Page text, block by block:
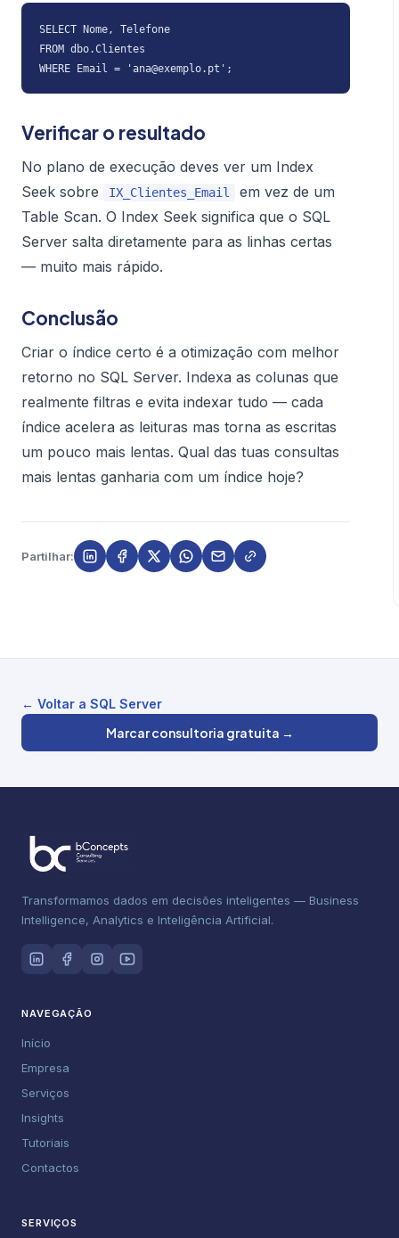
SELECT Nome, Telefone
FROM dbo.Clientes
WHERE Email = 'ana@exemplo.pt';
Verificar o resultado
No plano de execução deves ver um Index
Seek sobre IX_Clientes_Email
em vez de um
Table Scan. O Index Seek significa que o SQL
Server salta diretamente para as linhas certas
— muito mais rápido.
Conclusão
Criar o índice certo é a otimização com melhor
retorno no SQL Server. Indexa as colunas que
realmente filtras e evita indexar tudo — cada
índice acelera as leituras mas torna as escritas
um pouco mais lentas. Qual das tuas consultas
mais lentas ganharia com um índice hoje?
Partilhar:
← Voltar a SQL Server
Marcar consultoria gratuita →
Transformamos dados em decisões inteligentes — Business
Intelligence, Analytics e Inteligência Artificial.
NAVEGAÇÃO
Início
Empresa
Serviços
Insights
Tutoriais
Contactos
SERVIÇOS